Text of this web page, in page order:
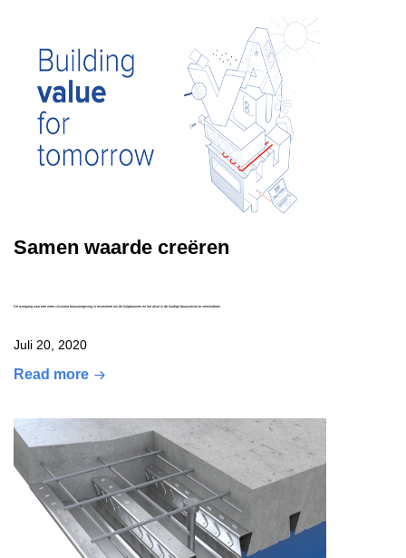
Samen waarde creëren
De overgang naar een meer circulaire bouwomgeving is essentieel om de hulpbronnen en het afval in de huidige bouwsector te verminderen.
Juli 20, 2020
Read more